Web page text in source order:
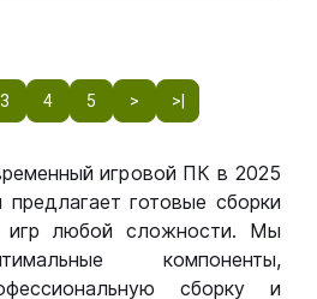
3 4 5 > >|
игровой ПК в 2025
готовые сборки
любой сложности. Мы
компоненты,
сборку и